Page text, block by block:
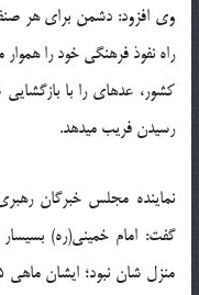
وی افزود: دشمن برای هر
راه نفوذ فرهنگی خود را
کشور، عدهای را با
رسیدن فریب می‏دهد.
نماینده مجلس خبرگان
گفت: امام خمینی(ره)